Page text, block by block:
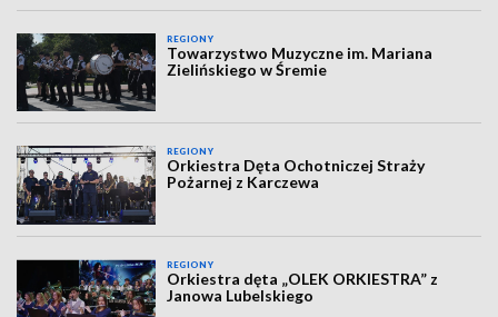
REGIONY
Towarzystwo Muzyczne im. Mariana
Zielińskiego w Śremie
REGIONY
Orkiestra Dęta Ochotniczej Straży
Pożarnej z Karczewa
REGIONY
Orkiestra dęta „OLEK ORKIESTRA” z
Janowa Lubelskiego